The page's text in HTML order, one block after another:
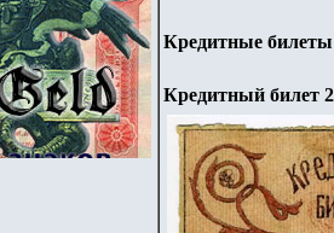
Кредитные билеты
Кредитный билет